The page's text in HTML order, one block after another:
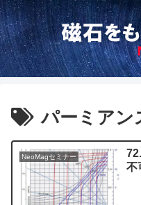
パーミアン
NeoMagセミナー
不